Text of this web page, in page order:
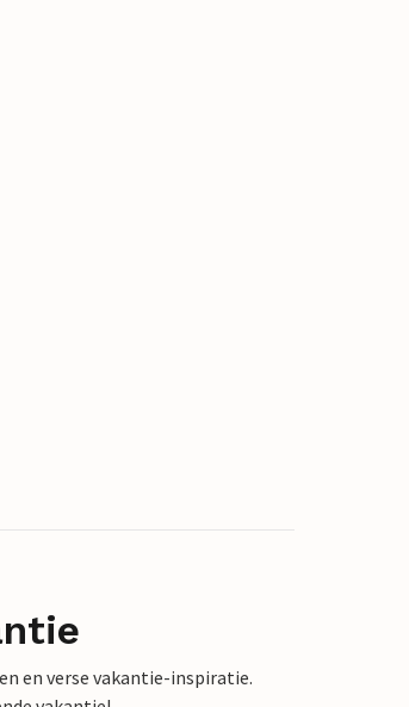
en verse vakantie-inspiratie.